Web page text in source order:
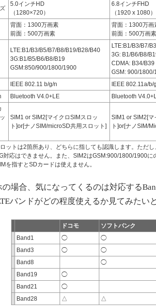
5.0インチHD
（1280×720）
6.8インチFHD
（1920 x 1080）
背面：1300万画素
前面：500万画素
背面：1300万画
前面：500万画素
LTE:B1/B3/B5/B7/B8/B19/B28/B40
3G:B1/B5/B6/B8/B19
GSM:850/900/1800/1900
LTE:B1/B3/B7/
3G: B1/B6/B8/
CDMA: B34/B39
GSM: 900/1800/
IEEE 802.11 b/g/n
IEEE 802.11a/b/
Bluetooth V4.0+LE
Bluetooth
SIM1 or SIM2[マイクロSIMスロッ
ト]or[ナノSIM/microSD共用スロット]
SIM1 or SIM2[マ
ト]or[ナノSIM/
ットは2箇所あり、どちらに指しても認識します。ただし
対応はできません。また、SIM2はGSM:900/1800/1900に
を指すとSDカードは使えません。
場合、気になってくるのは対応する
バンドがどの程度使えるか見てみたい
ドコモ
ソフトバンク
Band1
◯
◯
Band3
◯
◯
Band8
◯
Band19
◯
Band21
◯
Band28
△
△